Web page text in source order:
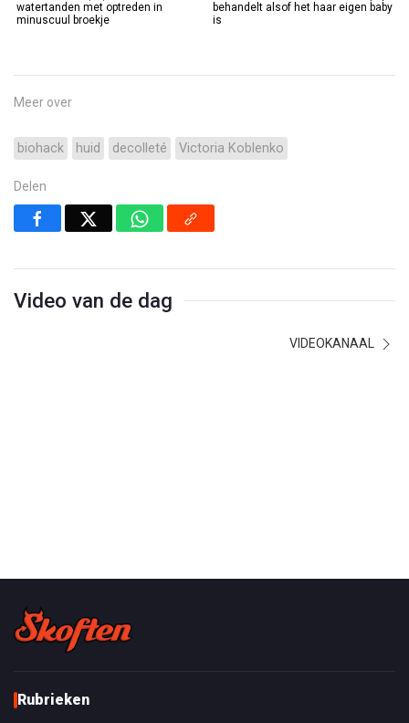
watertanden met optreden in
minuscuul broekje
behandelt alsof het haar eigen baby
is
Meer over
biohack huid decolleté Victoria Koblenko
Delen
Video van de dag
VIDEOKANAAL
Rubrieken